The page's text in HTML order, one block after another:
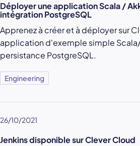
Déployer une application Scala /
intégration PostgreSQL
Apprenez à créer et à déployer sur
application d'exemple simple Scala/
persistance PostgreSQL.
Engineering
26/10/2021
Jenkins disponible sur Clever Cloud